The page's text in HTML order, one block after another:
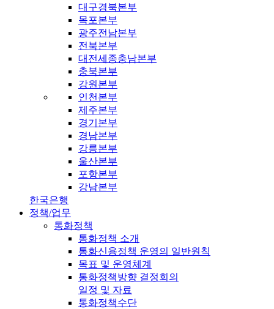
대구경북본부
목포본부
광주전남본부
전북본부
대전세종충남본부
충북본부
강원본부
인천본부
제주본부
경기본부
경남본부
강릉본부
울산본부
포항본부
강남본부
한국은행
정책/업무
통화정책
통화정책 소개
통화신용정책 운영의 일반원칙
목표 및 운영체계
통화정책방향 결정회의
일정 및 자료
통화정책수단